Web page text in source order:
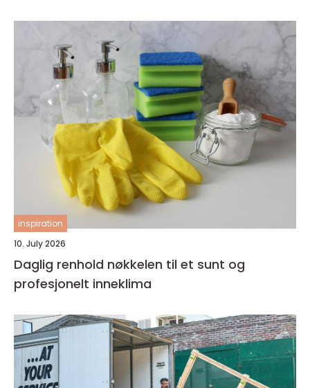
inspiration
10. July 2026
Daglig renhold nøkkelen til et sunt og
profesjonelt inneklima